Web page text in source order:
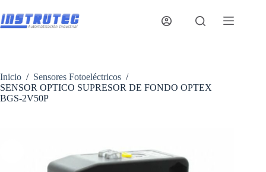
al
contenido
Inicio / Sensores Fotoeléctricos /
SENSOR OPTICO SUPRESOR DE FONDO OPTEX
BGS-2V50P